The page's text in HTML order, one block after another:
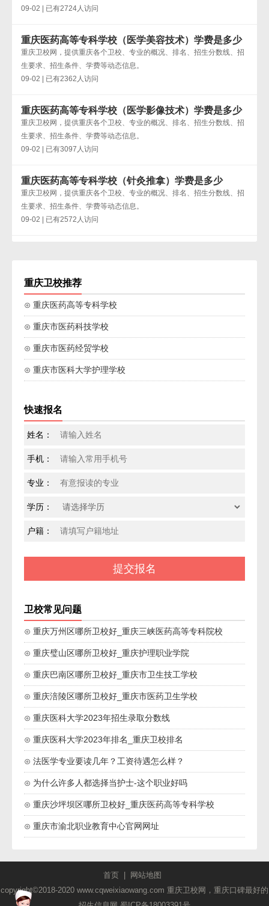
09-02 | 已有2724人访问
重庆医药高等专科学校（医学美容技术）学费是多少
重庆卫校网，提供重庆各个卫校、专业的概况、排名、招生分数线、招
生要求、招生条件、学费等动态信息。
09-02 | 已有2362人访问
重庆医药高等专科学校（医学影像技术）学费是多少
重庆卫校网，提供重庆各个卫校、专业的概况、排名、招生分数线、招
生要求、招生条件、学费等动态信息。
09-02 | 已有3097人访问
重庆医药高等专科学校（针灸推拿）学费是多少
重庆卫校网，提供重庆各个卫校、专业的概况、排名、招生分数线、招
生要求、招生条件、学费等动态信息。
09-02 | 已有2572人访问
重庆卫校推荐
⊙ 重庆医药高等专科学校
⊙ 重庆市医药科技学校
⊙ 重庆市医药经贸学校
⊙ 重庆市医科大学护理学校
快速报名
姓名：
手机：
专业：
学历：
户籍：
卫校常见问题
⊙ 重庆万州区哪所卫校好_重庆三峡医药高等专科院校
⊙ 重庆璧山区哪所卫校好_重庆护理职业学院
⊙ 重庆巴南区哪所卫校好_重庆市卫生技工学校
⊙ 重庆涪陵区哪所卫校好_重庆市医药卫生学校
⊙ 重庆医科大学2023年招生录取分数线
⊙ 重庆医科大学2023年排名_重庆卫校排名
⊙ 法医学专业要读几年？工资待遇怎么样？
⊙ 为什么许多人都选择当护士-这个职业好吗
⊙ 重庆沙坪坝区哪所卫校好_重庆医药高等专科学校
⊙ 重庆市渝北职业教育中心官网网址
首页|
网站地图
copyright©2018-2020 www.cqweixiaowang.com 重庆卫校网，重庆口碑最好的